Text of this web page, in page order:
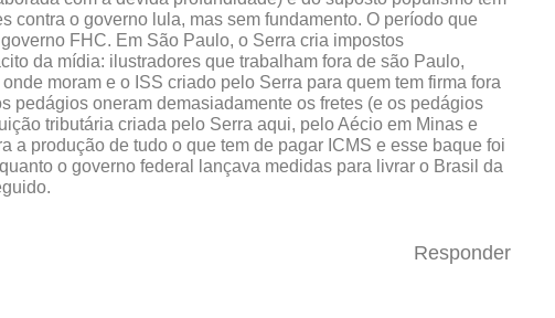
contra o governo lula, mas sem fundamento. O período que
FHC. Em São Paulo, o Serra cria impostos
da mídia: ilustradores que trabalham fora de são Paulo,
moram e o ISS criado pelo Serra para quem tem firma fora
pedágios oneram demasiadamente os fretes (e os pedágios
tributária criada pelo Serra aqui, pelo Aécio em Minas e
a produção de tudo o que tem de pagar ICMS e esse baque foi
o governo federal lançava medidas para livrar o Brasil da
Responder